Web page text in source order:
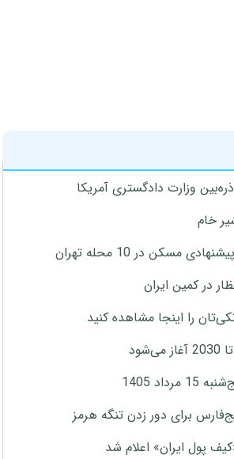
خام
مسکن در 10 محله تهران
در کمین ایران
را اینجا مشاهده کنید
1405
برای دور زدن تنگه هرمز
پول ایران» اعلام شد